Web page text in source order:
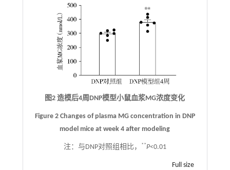
图2 造模后4周DNP模型小鼠血浆MG浓度变化
Figure 2 Changes of plasma MG concentration in DNP
model mice at week 4 after modeling
注： 与DNP对照组相比， **P<0.01
Full size